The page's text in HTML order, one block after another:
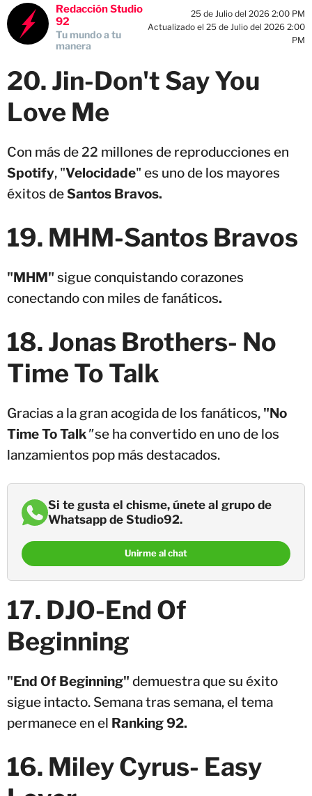
Redacción Studio
92
Tu mundo a tu
manera
25 de Julio del 2026 2:00 PM
Actualizado el 25 de Julio del 2026 2:00
PM
20. Jin-Don't Say You
Love Me
Con más de 22 millones de reproducciones en
Spotify, "Velocidade" es uno de los mayores
éxitos deSantos Bravos.
19. MHM-Santos Bravos
"MHM" sigue conquistando corazones
conectando con miles de fanáticos.
18. Jonas Brothers- No
Time To Talk
Gracias a la gran acogida de los fanáticos, "No
Time To Talk"se ha convertido en uno de los
lanzamientos pop más destacados.
Si te gusta el chisme, únete al grupo de
Whatsapp de Studio92.
Unirme al chat
17. DJO-End Of
Beginning
"End Of Beginning" demuestra que su éxito
sigue intacto. Semana tras semana, el tema
permanece en el Ranking 92.
16. Miley Cyrus- Easy